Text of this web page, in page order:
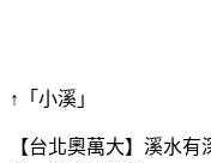
↑「小溪」
【台北奧萬大】溪水